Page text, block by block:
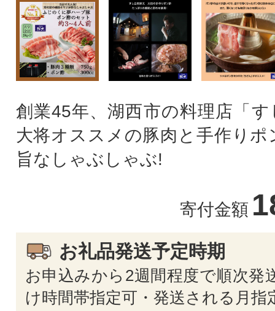
創業45年、湖西市の料理店「
大将オススメの豚肉と手作り
旨なしゃぶしゃぶ!
寄付金額
お礼品発送予定時期
お申込みから2週間程度で順次発
け時間帯指定可・発送される月指